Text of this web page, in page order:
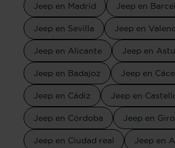
Jeep en Madrid Jeep en
Jeep en Sevilla Jeep en
Jeep en Alicante Jeep en
Jeep en Badajoz Jeep en
Jeep en Cádiz Jeep en
Jeep en Córdoba Jeep en
Jeep en Ciudad real Jeep en